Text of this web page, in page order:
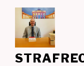
springen